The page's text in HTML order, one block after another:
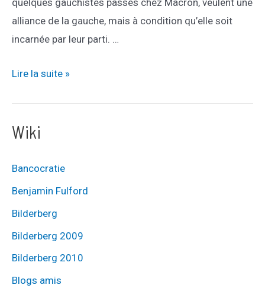
Wiki
Bancocratie
Benjamin Fulford
Bilderberg
Bilderberg 2009
Bilderberg 2010
Blogs amis
alliance de la gauche, mais à condition qu’elle soit
incarnée par leur parti. …
Avec
on
à
?
Lire la suite »